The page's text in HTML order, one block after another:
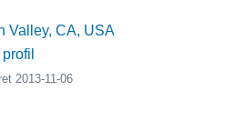
Valley, CA, USA
2013-11-06